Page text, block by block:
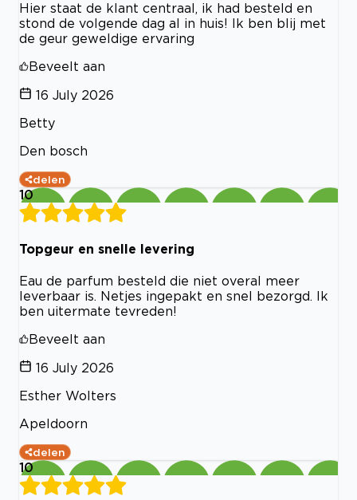
Hier staat de klant centraal, ik had besteld en
stond de volgende dag al in huis! Ik ben blij met
de geur geweldige ervaring
Beveelt aan
16 July 2026
Betty
Den bosch
delen
10
Topgeur en snelle levering
Eau de parfum besteld die niet overal meer
leverbaar is. Netjes ingepakt en snel bezorgd. Ik
ben uitermate tevreden!
Beveelt aan
16 July 2026
Esther Wolters
Apeldoorn
delen
10